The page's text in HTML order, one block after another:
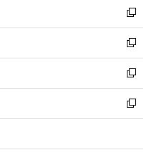
く
で
開
く
ド
ウ
で
開
く
ィ
ン
ド
ウ
で
開
く
い
ウ
ィ
ン
ド
ウ
で
開
新
し
い
ウ
ィ
ン
ド
ウ
開
新
し
い
ウ
ィ
ン
ウ
新
し
い
ウ
ン
新
し
ウ